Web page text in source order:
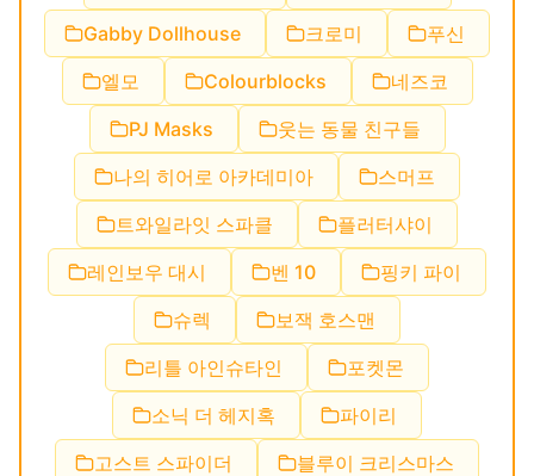
Gabby Dollhouse
크로미
푸신
엘모
Colourblocks
네즈코
PJ Masks
웃는 동물 친구들
나의 히어로 아카데미아
스머프
트와일라잇 스파클
플러터샤이
레인보우 대시
벤 10
핑키 파이
슈렉
보잭 호스맨
리틀 아인슈타인
포켓몬
소닉 더 헤지혹
파이리
고스트 스파이더
블루이 크리스마스